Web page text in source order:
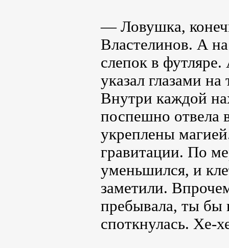
— Ловушка,
Властелинов. А
слепок в
указал глазами
Внутри каждой
поспешно отвела
укреплены
гравитации. По
уменьшился, и
заметили.
пребывала, ты бы
споткнулась. Хе-